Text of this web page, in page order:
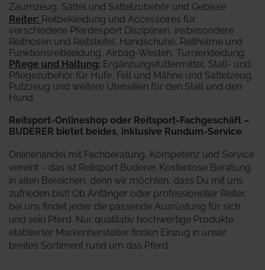
Zaumzeug, Sättel und Sattelzubehör und Gebisse
Reiter: Reitbekleidung und Accessoires für
verschiedene Pferdesport Disziplinen, insbesondere
Reithosen und Reitstiefel, Handschuhe, Reithelme und
Funktionsreitkleidung, Airbag-Westen, Turnierkleidung
Pflege und Haltung: Ergänzungsfuttermittel, Stall- und
Pflegezubehör für Hufe, Fell und Mähne und Sattelzeug,
Putzzeug und weitere Utensilien für den Stall und den
Hund.
Reitsport-Onlineshop oder Reitsport-Fachgeschäft –
BUDERER bietet beides, inklusive Rundum-Service
Onlinehandel mit Fachberatung, Kompetenz und Service
vereint – das ist Reitsport Buderer. Kostenlose Beratung
in allen Bereichen, denn wir möchten, dass Du mit uns
zufrieden bist! Ob Anfänger oder professioneller Reiter,
bei uns findet jeder die passende Ausrüstung für sich
und sein Pferd. Nur qualitativ hochwertige Produkte
etablierter Markenhersteller finden Einzug in unser
breites Sortiment rund um das Pferd.